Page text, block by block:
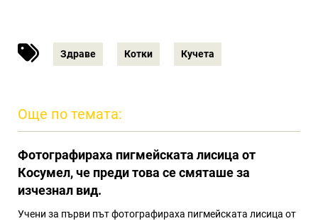
Здраве Котки Кучета
Още по темата:
Фотографираха пигмейската лисица от
Косумел, че преди това се смяташе за
изчезнал вид.
Учени за първи път фотографираха пигмейската лисица от